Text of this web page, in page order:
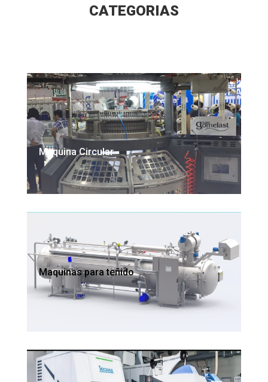
CATEGORIAS
Maquina Circular
Maquinas para teñido